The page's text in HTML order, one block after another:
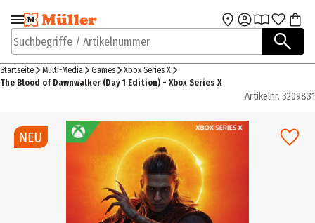
Zur Navigation
springen
Zum Hauptinhalt
Suchbegriffe / Artikelnummer
Startseite Multi-Media Games
Xbox Series X
The Blood of Dawnwalker (Day 1 Edition) - Xbox Series X
Artikelnr. 3209831